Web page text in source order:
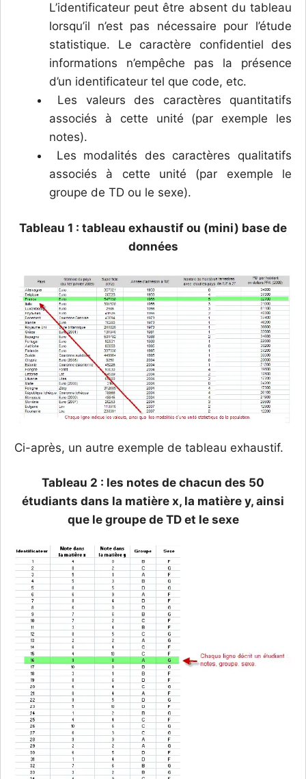
L’identificateur peut être absent du tableau
lorsqu’il n’est pas nécessaire pour l’étude
statistique. Le caractère confidentiel des
informations n’empêche pas la présence
d’un identificateur tel que code, etc.
Les valeurs des caractères quantitatifs
associés à cette unité (par exemple les
notes).
Les modalités des caractères qualitatifs
associés à cette unité (par exemple le
groupe de TD ou le sexe).
Tableau 1 : tableau exhaustif ou (mini) base de
données
Ci-après, un autre exemple de tableau exhaustif.
Tableau 2 : les notes de chacun des 50
étudiants dans la matière x, la matière y, ainsi
que le groupe de TD et le sexe